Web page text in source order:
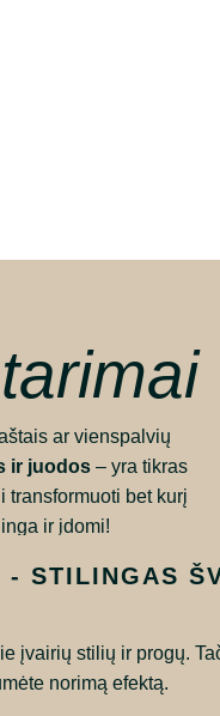
ar vienspalvių
ir juodos – yra tikras
bet kurį
ir įdomi!
STILINGAS
įvairių stilių ir progų.
norimą efektą.